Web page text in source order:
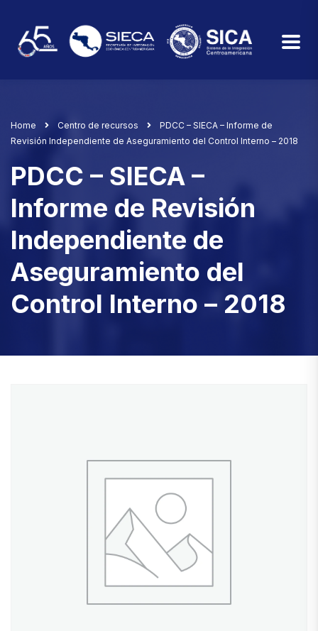
Home Centro de recursos
PDCC – SIECA – Informe de
Revisión Independiente de Aseguramiento del Control Interno – 2018
PDCC – SIECA –
Informe de Revisión
Independiente de
Aseguramiento del
Control Interno – 2018